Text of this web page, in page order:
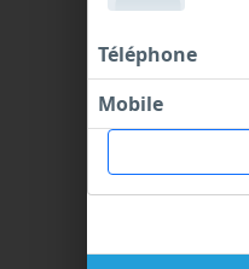
Téléphone
Mobile